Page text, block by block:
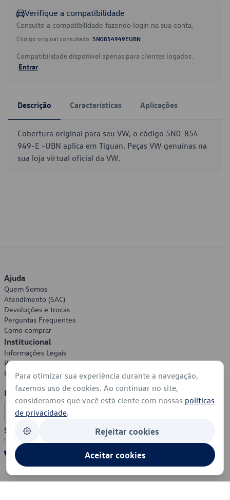
Verifique a compatibilidade
Consulte a compatibilidade fazendo login na sua conta.
Código original consultado: 5N0854949EUBN
Compatibilidade disponível apenas para clientes logados.
Entrar
Descrição Características Aplicações
Cobertura original para seu VW, o código 5N0-854-
949-E -UBN aplica em Tiguan. Peças VW genuínas na
sua loja virtual oficial da VW.
Ajuda
Quem Somos
Atendimento (SAC)
Devoluções e trocas
Perguntas Frequentes
Como comprar
Institucional
Informações Legais
Política de Privacidade
Política de Cookies
Formas de Pagamento
Segurança
Para otimizar sua experiência durante a navegação,
fazemos uso de cookies. Ao continuar no site,
consideramos que você está ciente com nossas políticas
de privacidade.
Rejeitar cookies
Aceitar cookies